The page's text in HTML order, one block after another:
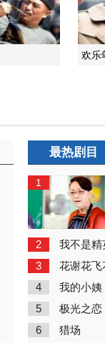
欢乐
最热剧目
1
2 我不是精
3 花谢花飞
4 我的小姨
5 极光之恋
6 猎场